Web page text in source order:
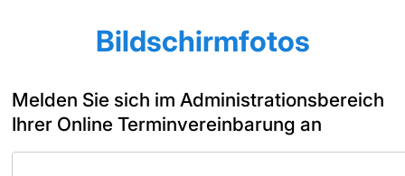
Bildschirmfotos
Melden Sie sich im Administrationsbereich
Ihrer Online Terminvereinbarung an